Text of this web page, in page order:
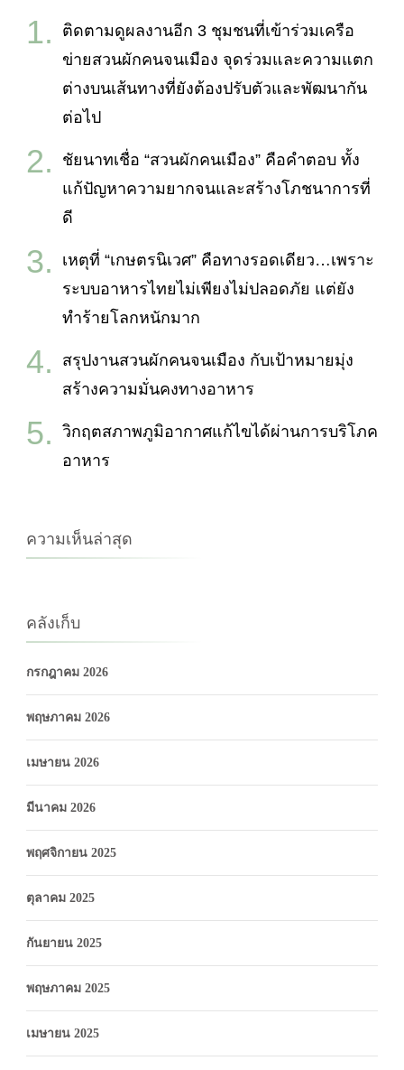
ติดตามดูผลงานอีก 3 ชุมชนที่เข้าร่วมเครือ
ข่ายสวนผักคนจนเมือง จุดร่วมและความแตก
ต่างบนเส้นทางที่ยังต้องปรับตัวและพัฒนากัน
ต่อไป
ชัยนาทเชื่อ “สวนผักคนเมือง” คือคำตอบ ทั้ง
แก้ปัญหาความยากจนและสร้างโภชนาการที่
ดี
เหตุที่ “เกษตรนิเวศ” คือทางรอดเดียว…เพราะ
ระบบอาหารไทยไม่เพียงไม่ปลอดภัย แต่ยัง
ทำร้ายโลกหนักมาก
สรุปงานสวนผักคนจนเมือง กับเป้าหมายมุ่ง
สร้างความมั่นคงทางอาหาร
วิกฤตสภาพภูมิอากาศแก้ไขได้ผ่านการบริโภค
อาหาร
ความเห็นล่าสุด
คลังเก็บ
กรกฎาคม 2026
พฤษภาคม 2026
เมษายน 2026
มีนาคม 2026
พฤศจิกายน 2025
ตุลาคม 2025
กันยายน 2025
พฤษภาคม 2025
เมษายน 2025